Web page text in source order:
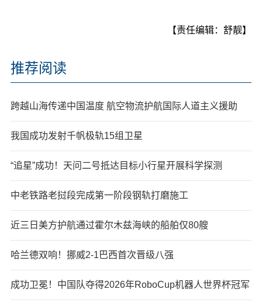
【责任编辑：舒靓】
推荐阅读
跨越山海传递中国温度 航空物流护航国际人道主义援助
我国成功发射千帆极轨15组卫星
“追星”成功！天问二号抵达目标小行星开展科学探测
中老铁路老挝段完成第一阶段钢轨打磨施工
近三日美方护航通过霍尔木兹海峡的船舶仅80艘
哈兰德双响！挪威2-1巴西首次晋级八强
成功卫冕！中国队夺得2026年RoboCup机器人世界杯冠军